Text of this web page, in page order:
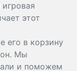
этот
его в корзину
Мы
и поможем